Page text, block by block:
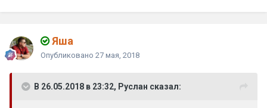
Яшa
Опубликовано 27 мая, 2018
В 26.05.2018 в 23:32, Руслан сказал: